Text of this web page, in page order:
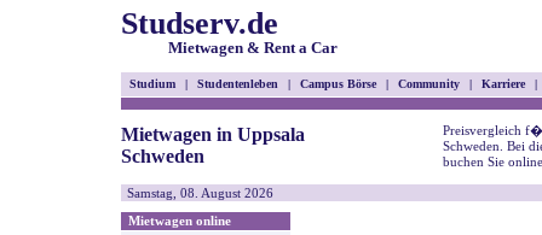
Studserv.de
Mietwagen & Rent a Car
Studium | Studentenleben | Campus Börse | Community | Karriere |
Mietwagen in Uppsala
Schweden
Preisvergleich
Schweden. Bei
buchen Sie
Samstag, 08. August 2026
Mietwagen online